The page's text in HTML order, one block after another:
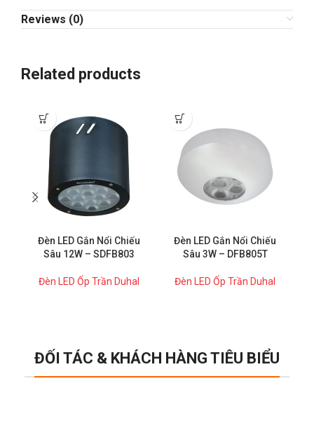
Reviews (0)
Related products
Đèn LED Gắn Nổi Chiếu
Sâu 12W – SDFB803
Đèn LED Ốp Trần Duhal
Đèn LED Gắn Nổi Chiếu
Sâu 3W – DFB805T
Đèn LED Ốp Trần Duhal
ĐỐI TÁC & KHÁCH HÀNG TIÊU BIỂU